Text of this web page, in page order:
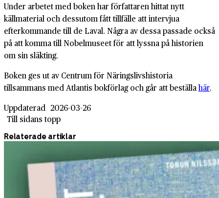
Under arbetet med boken har författaren hittat nytt
källmaterial och dessutom fått tillfälle att intervjua
efterkommande till de Laval. Några av dessa passade också
på att komma till Nobelmuseet för att lyssna på historien
om sin släkting.
Boken ges ut av Centrum för Näringslivshistoria
tillsammans med Atlantis bokförlag och går att beställahär.
Uppdaterad 2026-03-26
Till sidans topp
Relaterade artiklar